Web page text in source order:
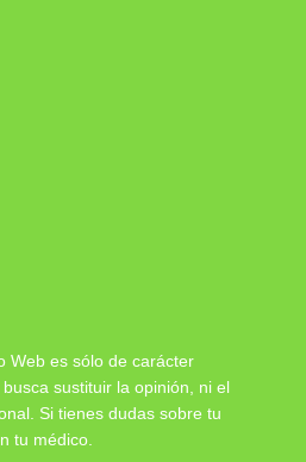
Web es sólo de carácter
sustituir la opinión, ni el
Si tienes dudas sobre tu
tu médico.